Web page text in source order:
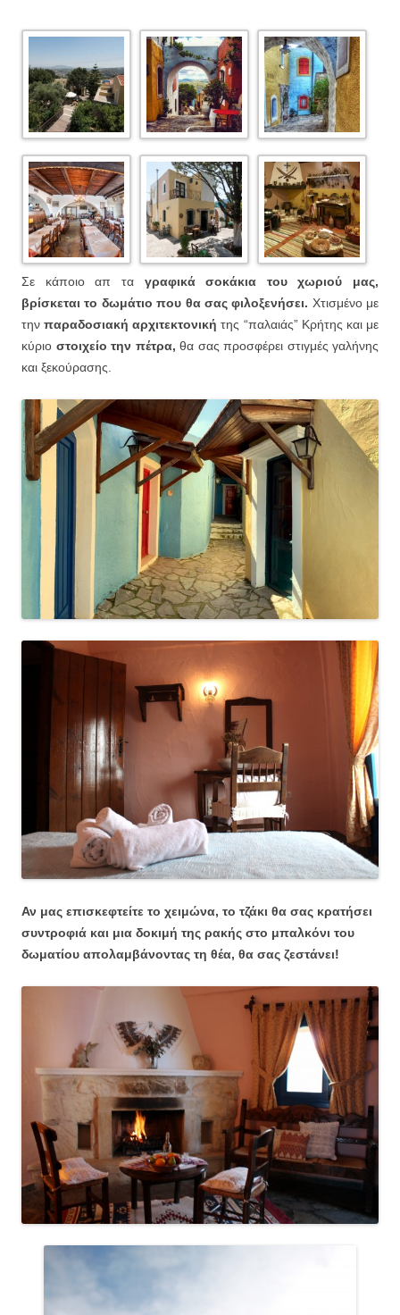
Σε κάποιο απ τα γραφικά σοκάκια του χωριού μας,
βρίσκεται το δωμάτιο που θα σας φιλοξενήσει. Χτισμένο με
τηνπαραδοσιακή αρχιτεκτονική της “παλαιάς” Κρήτης και με
κύριο στοιχείο την πέτρα, θα σας προσφέρει στιγμές γαλήνης
και ξεκούρασης.
Αν μας επισκεφτείτε το χειμώνα, το τζάκι θα σας κρατήσει
συντροφιά και μια δοκιμή της ρακής στο μπαλκόνι του
δωματίου απολαμβάνοντας τη θέα, θα σας ζεστάνει!